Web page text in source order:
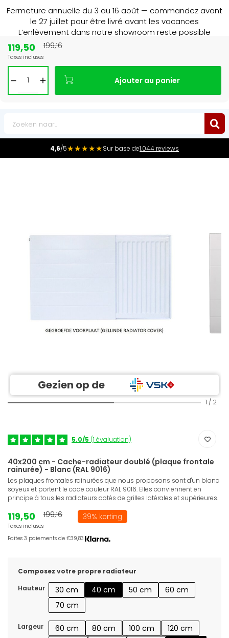
Fermeture annuelle du 3 au 16 août — commandez avant
le 27 juillet pour être livré avant les vacances
L’enlèvement dans notre showroom reste possible
4,6/5★★★★★Sur base de1.044 reviews
Gezien op de
1 / 2
5.0/5 (1 évaluation)
40x200 cm - Cache-radiateur doublé (plaque frontale
rainurée) - Blanc (RAL 9016)
Les plaques frontales rainurées que nous proposons sont d'un blanc
soyeux et portent le code couleur RAL 9016. Elles conviennent en
principe à tous les radiateurs dotés de grilles latérales et supérieures.
119,50
Taxes incluses
199,16 39% korting
Faites 3 paiements de €39,83.
Composez votre propre radiateur
Hauteur
30 cm 40 cm 50 cm
60 cm
70 cm
Largeur 60 cm 80 cm 100 cm
120 cm
119,50
Taxes incluses
199,16
Ajouter au panier